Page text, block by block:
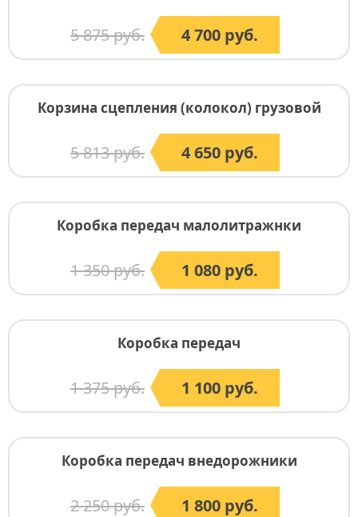
5 875 руб. 4 700 руб.
Корзина сцепления (колокол) грузовой
5 813 руб. 4 650 руб.
Коробка передач малолитражнки
1 350 руб. 1 080 руб.
Коробка передач
1 375 руб. 1 100 руб.
Коробка передач внедорожники
2 250 руб. 1 800 руб.